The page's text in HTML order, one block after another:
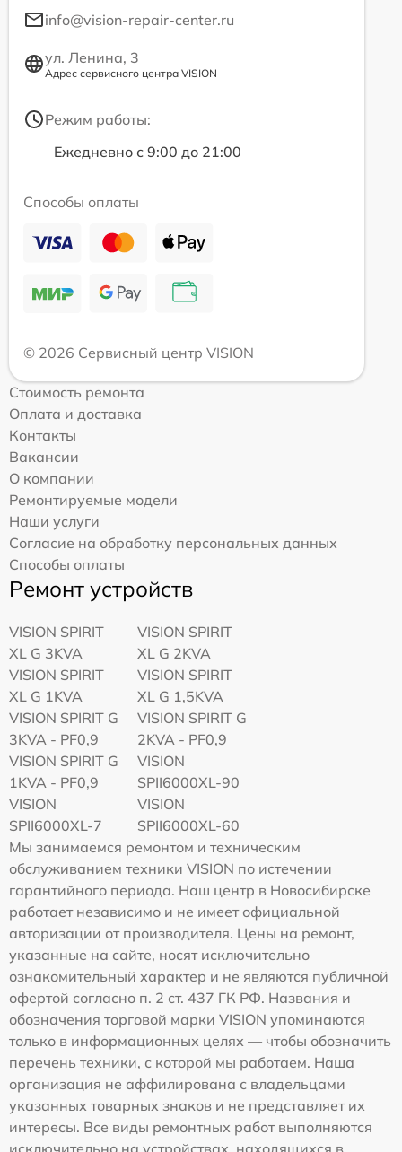
info@vision-repair-center.ru
ул. Ленина, 3
Адрес сервисного центра VISION
Режим работы:
Ежедневно с 9:00 до 21:00
Способы оплаты
© 2026 Сервисный центр VISION
Стоимость ремонта
Оплата и доставка
Контакты
Вакансии
О компании
Ремонтируемые модели
Наши услуги
Согласие на обработку персональных данных
Способы оплаты
Ремонт устройств
VISION SPIRIT
XL G 3KVA
VISION SPIRIT
XL G 2KVA
VISION SPIRIT
XL G 1KVA
VISION SPIRIT
XL G 1,5KVA
VISION SPIRIT G
3KVA - PF0,9
VISION SPIRIT G
2KVA - PF0,9
VISION SPIRIT G
1KVA - PF0,9
VISION
SPII6000XL-90
VISION
SPII6000XL-7
VISION
SPII6000XL-60
Мы занимаемся ремонтом и техническим
обслуживанием техники VISION по истечении
гарантийного периода. Наш центр в Новосибирске
работает независимо и не имеет официальной
авторизации от производителя. Цены на ремонт,
указанные на сайте, носят исключительно
ознакомительный характер и не являются публичной
офертой согласно п. 2 ст. 437 ГК РФ. Названия и
обозначения торговой марки VISION упоминаются
только в информационных целях — чтобы обозначить
перечень техники, с которой мы работаем. Наша
организация не аффилирована с владельцами
указанных товарных знаков и не представляет их
интересы. Все виды ремонтных работ выполняются
исключительно на устройствах, находящихся в